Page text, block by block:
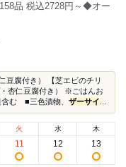
品 税込2728円～◆オー
豆腐付き） 【芝エビのチリ
・杏仁豆腐付き） ※ごはんお
含む ■三色漬物、 ザーサイ
火
11
水
12
木
13